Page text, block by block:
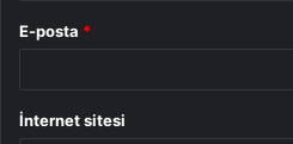
E-posta *
İnternet sitesi